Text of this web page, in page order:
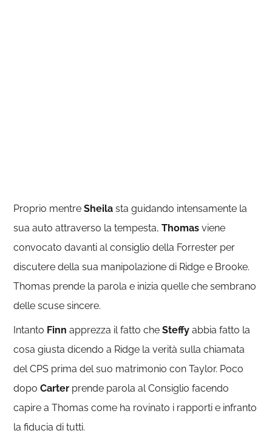
Proprio mentreSheila sta guidando intensamente la
sua auto attraverso la tempesta,Thomas viene
convocato davanti al consiglio della Forrester per
discutere della sua manipolazione di Ridge e Brooke.
Thomas prende la parola e inizia quelle che sembrano
delle scuse sincere.
Intanto Finn apprezza il fatto cheSteffy abbia fatto la
cosa giusta dicendo a Ridge la verità sulla chiamata
del CPS prima del suo matrimonio con Taylor. Poco
dopoCarter prende parola al Consiglio facendo
capire a Thomas come ha rovinato i rapporti e infranto
la fiducia di tutti.